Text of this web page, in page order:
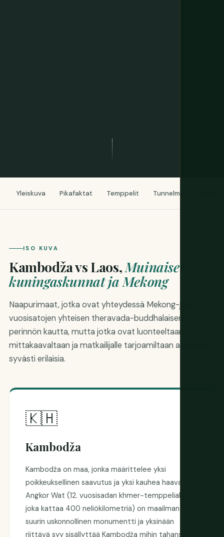
Yleiskuva Pikafaktat Temppelit Tunnelma
ISO KUVA
Kambodža vs Laos,Muinaiset
kuningaskunnat ja Mekong
Naapurimaat, jotka ovat yhteydessä Mekong-joen ja
vuosisatojen yhteisen theravada-buddhalaisen
perinnön kautta, mutta jotka ovat luonteeltaan,
mittakaavaltaan ja matkailijalle tarjoamiltaan asioiltaan
syvästi erilaisia.
🇰🇭
Kambodža
Kambodža on maa, jonka määrittelee yksi
poikkeuksellinen saavutus ja yksi kauhea haava.
Angkor Wat (12. vuosisadan khmer-temppelialue,
joka kattaa 400 neliökilometriä) on maailman
suurin uskonnollinen monumentti ja yksinään
riittävä syy sisällyttää Kambodža mihin tahansa